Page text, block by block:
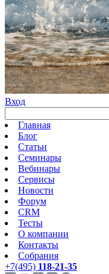
Вход
Главная
Блог
Статьи
Семинары
Вебинары
Сервисы
Новости
Форум
CRM
Тесты
О компании
Контакты
Собрания
+7(495) 118-21-35